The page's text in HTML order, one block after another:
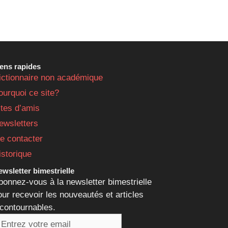
rapides
non académique
ce site?
d’amis
contacter
bimestrielle
vous à la newsletter bimestrielle
recevoir les nouveautés et articles